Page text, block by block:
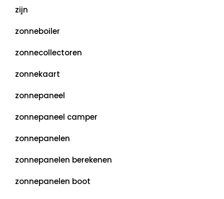
zijn
zonneboiler
zonnecollectoren
zonnekaart
zonnepaneel
zonnepaneel camper
zonnepanelen
zonnepanelen berekenen
zonnepanelen boot